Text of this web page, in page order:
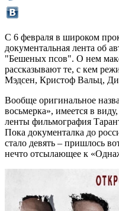
С 6 февраля в широком
документальная лента об
"Бешеных псов". О нем
рассказывают те, с кем
Мэдсен, Кристоф Вальц,
Вообще оригинальное
восьмерка», имеется в
ленты фильмография
Пока документалка до
стало девять – пришлось
нечто отсылающее к